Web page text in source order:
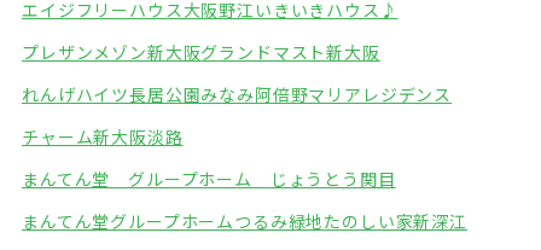
エイジフリーハウス大阪野江いきいきハウス♪
プレザンメゾン新大阪グランドマスト新大阪
れんげハイツ長居公園みなみ阿倍野マリアレジデンス
チャーム新大阪淡路
まんてん堂 グループホーム じょうとう関目
まんてん堂グループホームつるみ緑地たのしい家新深江